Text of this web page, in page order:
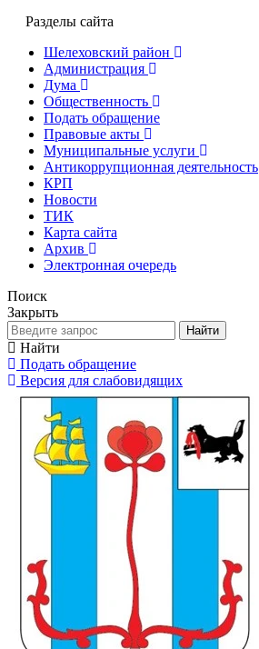
Разделы сайта
Шелеховский район
Администрация
Дума
Общественность
Подать обращение
Правовые акты
Муниципальные услуги
Антикоррупционная деятельность
КРП
Новости
ТИК
Карта сайта
Архив
Электронная очередь
Поиск
Закрыть
Найти
Найти
Подать обращение
Версия для слабовидящих